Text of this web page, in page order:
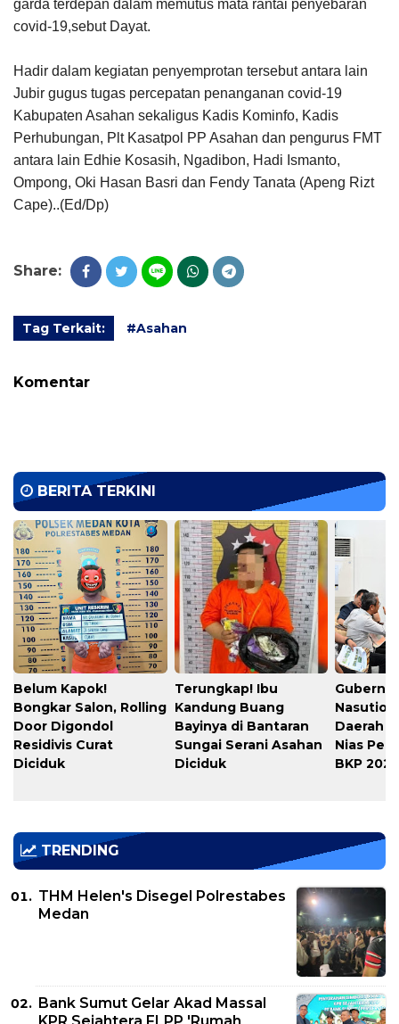
garda terdepan dalam memutus mata rantai penyebaran
covid-19,sebut Dayat.
Hadir dalam kegiatan penyemprotan tersebut antara lain
Jubir gugus tugas percepatan penanganan covid-19
Kabupaten Asahan sekaligus Kadis Kominfo, Kadis
Perhubungan, Plt Kasatpol PP Asahan dan pengurus FMT
antara lain Edhie Kosasih, Ngadibon, Hadi Ismanto,
Ompong, Oki Hasan Basri dan Fendy Tanata (Apeng Rizt
Cape)..(Ed/Dp)
Share:
Tag Terkait: #Asahan
Komentar
BERITA TERKINI
Belum Kapok!
Bongkar Salon, Rolling
Door Digondol
Residivis Curat
Diciduk
Terungkap! Ibu
Kandung Buang
Bayinya di Bantaran
Sungai Serani Asahan
Diciduk
Daerah
Nias
BKP
TRENDING
THM Helen's Disegel Polrestabes
Medan
Bank Sumut Gelar Akad Massal